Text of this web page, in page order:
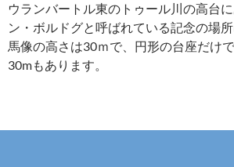
ウランバートル東のトゥール川の高台
ン・ボルドグと呼ばれている記念の場所
馬像の高さは30ｍで、円形の台座だけ
30mもあります。